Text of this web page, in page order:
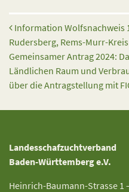
Beitrags-
Information Wolfsnachweis
Rudersberg, Rems-Murr-Kreis
Gemeinsamer Antrag 2024:
Ländlichen Raum und
über die Antragstellung mit
Landesschafzuchtverband
Baden-Württemberg e.V.
Heinrich-Baumann-Strasse 1